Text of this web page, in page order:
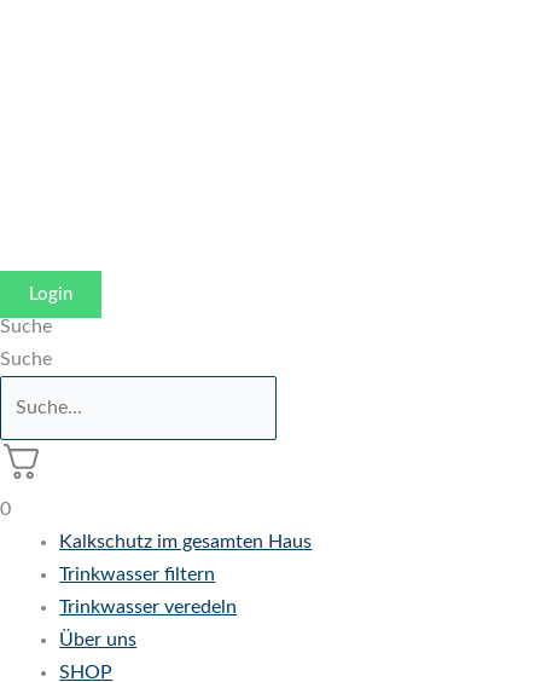
Login
Suche
Suche
0
Kalkschutz im gesamten Haus
Trinkwasser filtern
Trinkwasser veredeln
Über uns
SHOP